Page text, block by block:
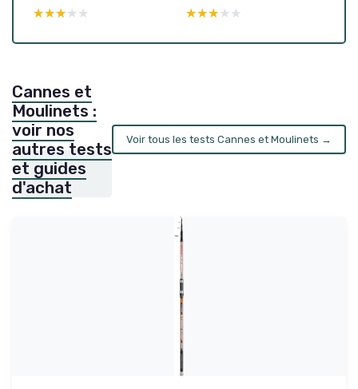
★★★★★
★★★★★ ★★★★★
★★★★★
Cannes et
Moulinets :
voir nos
autres tests
et guides
d'achat
Voir tous les tests Cannes et Moulinets →